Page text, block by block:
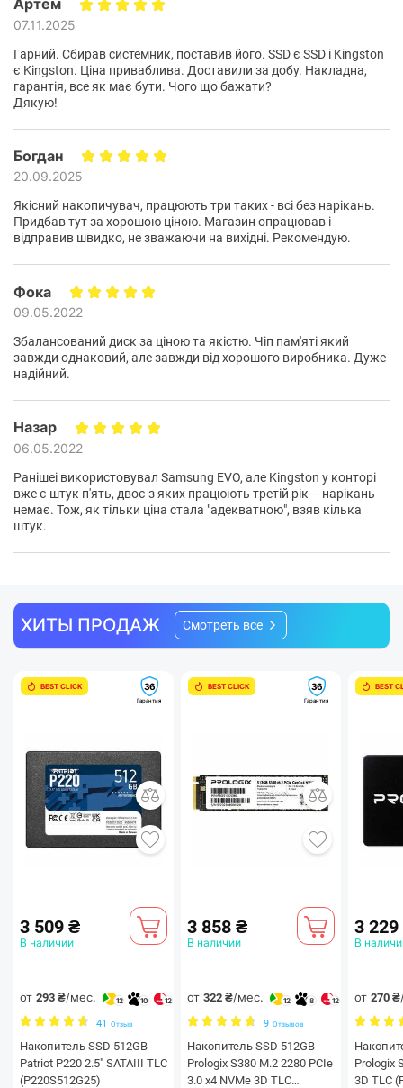
Высокая скорость обмена
данными
превышающей скорость традиционных жестких дисков,
SSD Kingston A400
ускорение старта системы и загрузки программ, а также
повышает общую отзывчивость системы.
Высокие надежность и
долговечность
динамическим нагрузкам, чем традиционные жесткие
диски.
Широкий диапазон емкостей
Линейка SSD Kingston A400включает в себя модели
Артем
07.11.2025
Гарний. Сбирав системник, поставив його. SSD є SSD і Kingston
є Kingston. Ціна приваблива. Доставили за добу. Накладна,
гарантія, все як має бути. Чого що бажати?
Дякую!
Богдан
20.09.2025
Якісний накопичувач, працюють три таких - всі без нарікань.
Придбав тут за хорошою ціною. Магазин опрацював і
відправив швидко, не зважаючи на вихідні. Рекомендую.
Фока
09.05.2022
Збалансований диск за ціною та якістю. Чіп пам'яті який
завжди однаковий, але завжди від хорошого виробника. Дуже
надійний.
Назар
06.05.2022
Ранішеі використовувал Samsung EVO, але Kingston у конторі
вже є штук п'ять, двоє з яких працюють третій рік – нарікань
немає. Тож, як тільки ціна стала "адекватною", взяв кілька
штук.
ХИТЫ ПРОДАЖ Смотреть все
BEST CLICK 36
Гарантия
3 509 ₴
В наличии
от 293 ₴/мес. 12 10 12
41 Отзыв
Накопитель SSD 512GB
Patriot P220 2.5" SATAIII TLC
(P220S512G25)
BEST CLICK 36
Гарантия
3 858 ₴
В наличии
от 322 ₴/мес. 12 8 12
9 Отзывов
Накопитель SSD 512GB
Prologix S380 M.2 2280 PCIe
3.0 x4 NVMe 3D TLC
BEST
3
В
от 270 ₴
Prologix
3D TLC